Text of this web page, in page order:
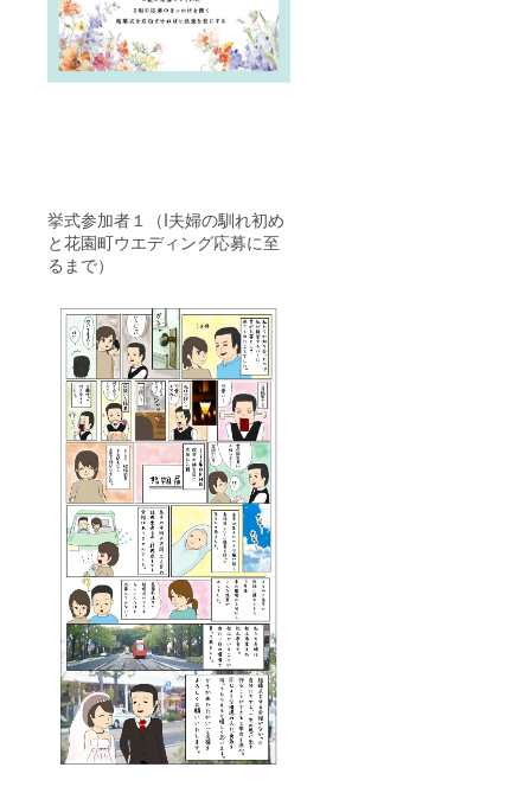
挙式参加者１ （I夫婦の馴れ初め
と花園町ウエディング応募に至
るまで）